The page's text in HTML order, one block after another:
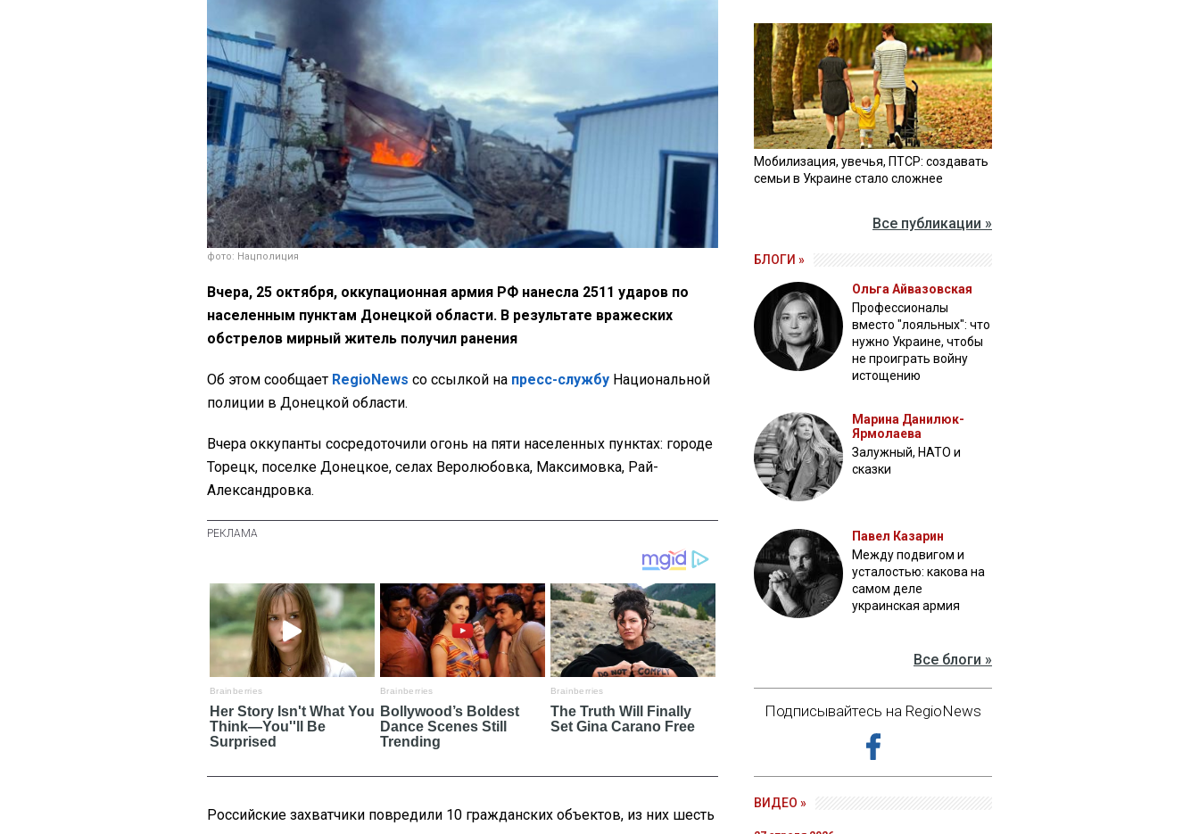
фото: Нацполиция
Вчера, 25 октября, оккупационная армия РФ нанесла 2511 ударов по
населенным пунктам Донецкой области. В результате вражеских
обстрелов мирный житель получил ранения
Об этом сообщает RegioNews со ссылкой на пресс-службу Национальной
полиции в Донецкой области.
Вчера оккупанты сосредоточили огонь на пяти населенных пунктах: городе
Торецк, поселке Донецкое, селах Веролюбовка, Максимовка, Рай-
Александровка.
Российские захватчики повредили 10 гражданских объектов, из них шесть
Мобилизация, увечья, ПТСР: создавать
семьи в Украине стало сложнее
Все публикации »
БЛОГИ »
Ольга Айвазовская
Профессионалы
вместо "лояльных": что
нужно Украине, чтобы
не проиграть войну
истощению
Марина Данилюк-
Ярмолаева
Залужный, НАТО и
сказки
Павел Казарин
Между подвигом и
усталостью: какова на
самом деле
украинская армия
Все блоги »
Подписывайтесь на RegioNews
ВИДЕО »